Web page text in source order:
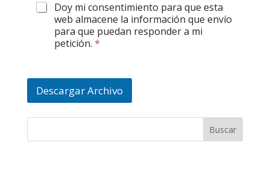
Doy mi consentimiento para que esta
web almacene la información que envío
para que puedan responder a mi
petición. *
Descargar Archivo
Buscar